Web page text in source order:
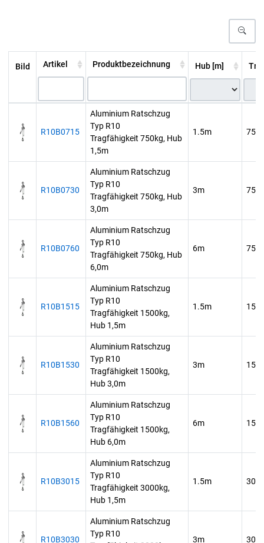
Bild Artikel Produktbezeichnung Hub [m]
R10B0715
Aluminium Ratschzug
Typ R10
Tragfähigkeit 750kg, Hub
1,5m
1.5m
R10B0730
Aluminium Ratschzug
Typ R10
Tragfähigkeit 750kg, Hub
3,0m
3m
R10B0760
Aluminium Ratschzug
Typ R10
Tragfähigkeit 750kg, Hub
6,0m
6m
R10B1515
Aluminium Ratschzug
Typ R10
Tragfähigkeit 1500kg,
Hub 1,5m
1.5m
R10B1530
Aluminium Ratschzug
Typ R10
Tragfähigkeit 1500kg,
Hub 3,0m
3m
R10B1560
Aluminium Ratschzug
Typ R10
Tragfähigkeit 1500kg,
Hub 6,0m
6m
R10B3015
Aluminium Ratschzug
Typ R10
Tragfähigkeit 3000kg,
Hub 1,5m
1.5m
R10B3030
Aluminium Ratschzug
Typ R10
3m